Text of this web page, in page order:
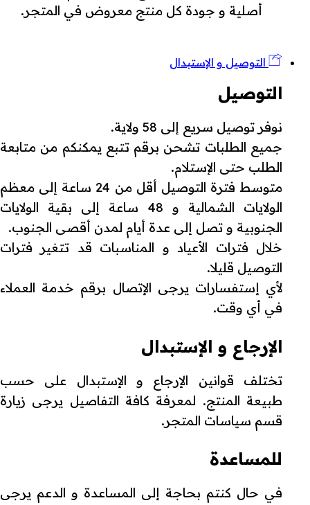
أصلية و جودة كل منتج معروض في المتجر.
التوصيل و الإستبدال
التوصيل
نوفر توصيل سريع إلى 58 ولاية.
جميع الطلبات تشحن برقم تتبع يمكنكم من متابعة
الطلب حتى الإستلام.
متوسط فترة التوصيل أقل من 24 ساعة إلى معظم
الولايات الشمالية و 48 ساعة إلى بقية الولايات
الجنوبية و تصل إلى عدة أيام لمدن أقصى الجنوب.
خلال فترات الأعياد و المناسبات قد تتغير فترات
التوصيل قليلا.
لأي إستفسارات يرجى الإتصال برقم خدمة العملاء
في أي وقت.
الإرجاع و الإستبدال
تختلف قوانين الإرجاع و الإستبدال على حسب
طبيعة المنتج. لمعرفة كافة التفاصيل يرجى زيارة
قسم سياسات المتجر.
للمساعدة
في حال كنتم بحاجة إلى المساعدة و الدعم يرجى